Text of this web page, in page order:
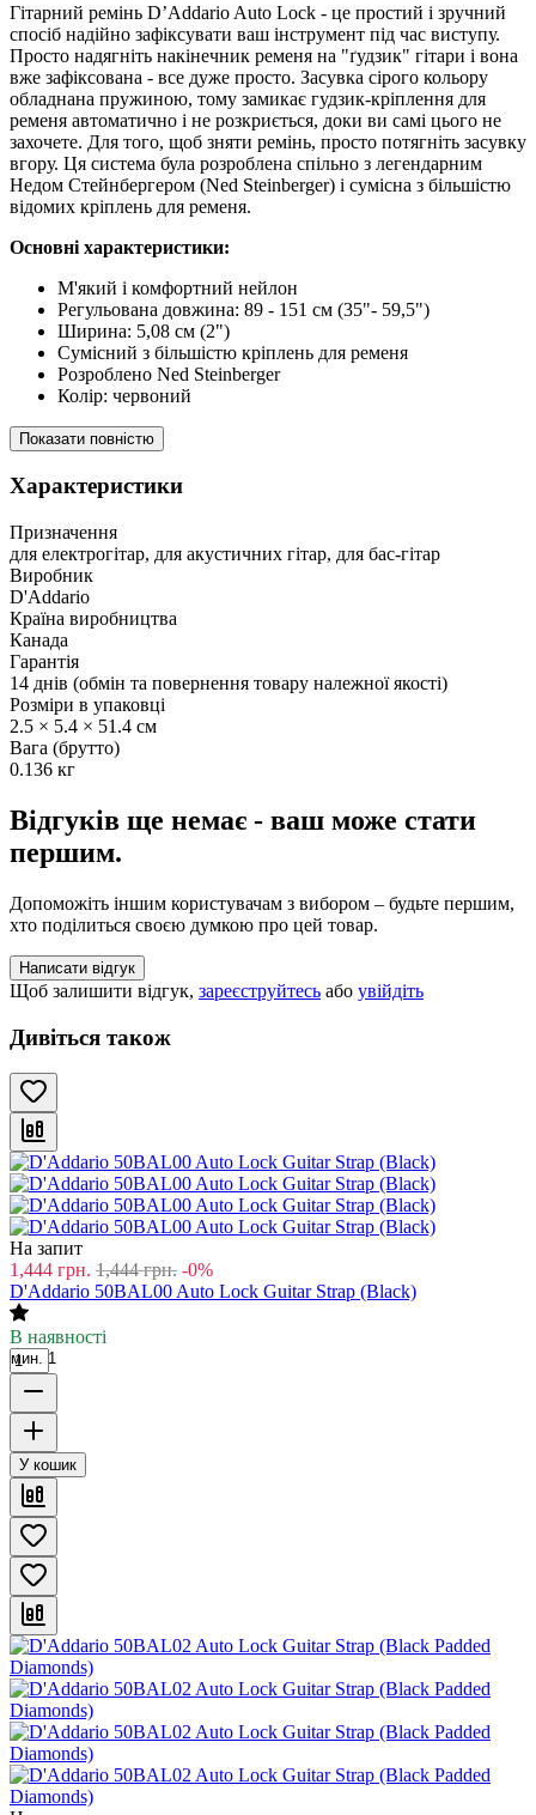
Гітарний ремінь D’Addario Auto Lock - це простий і зручний
спосіб надійно зафіксувати ваш інструмент під час виступу.
Просто надягніть накінечник ременя на "ґудзик" гітари і вона
вже зафіксована - все дуже просто. Засувка сірого кольору
обладнана пружиною, тому замикає гудзик-кріплення для
ременя автоматично і не розкриється, доки ви самі цього не
захочете. Для того, щоб зняти ремінь, просто потягніть засувку
вгору. Ця система була розроблена спільно з легендарним
Недом Стейнбергером (Ned Steinberger) і сумісна з більшістю
відомих кріплень для ременя.
Основні характеристики:
М'який і комфортний нейлон
Регульована довжина: 89 - 151 см (35"- 59,5")
Ширина: 5,08 см (2")
Сумісний з більшістю кріплень для ременя
Розроблено Ned Steinberger
Колір: червоний
Показати повністю
Характеристики
Призначення
для електрогітар, для акустичних гітар, для бас-гітар
Виробник
D'Addario
Країна виробництва
Канада
Гарантія
14 днів (обмін та повернення товару належної якості)
Розміри в упаковці
2.5 × 5.4 × 51.4 см
Вага (брутто)
0.136 кг
Відгуків ще немає - ваш може стати
першим.
Допоможіть іншим користувачам з вибором – будьте першим,
хто поділиться своєю думкою про цей товар.
Написати відгук
Щоб залишити відгук, зареєструйтесь або увійдіть
Дивіться також
На запит
1,444 грн. 1,444 грн. -0%
D'Addario 50BAL00 Auto Lock Guitar Strap (Black)
В наявності
мин. 1
У кошик